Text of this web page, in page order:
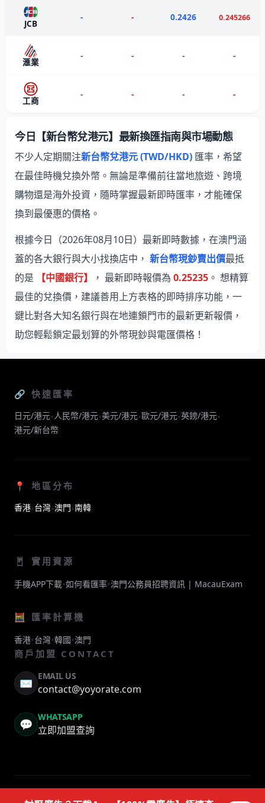
JCB
- - 0.2426 0.245266
滙業
- - - -
工商
- - - -
今日【新台幣兌港元】最新換匯指南與市場動態
不少人定期關注新台幣兌港元 (TWD/HKD) 匯率，希望
在最佳時機兌換外幣。無論是準備前往當地旅遊、跨境
購物還是海外投資，隨時掌握最新即時匯率，才能確保
換到最優惠的價格。
根據今日（2026年08月10日）最新即時數據，在澳門涵
蓋的各大銀行與大小找換店中， 新台幣現鈔賣出價最抵
的是
【中國銀行】 ， 最新即時報價為 0.25235 。 想精算
最佳的兌換價，建議善用上方表格的即時排序功能，一
鍵比對各大知名銀行與在地連鎖門市的最新更新報價，
助您輕鬆鎖定最划算的外幣現鈔與電匯價格！
🔗 快速匯率
日元/港元•人民幣/港元•美元/港元•歐元/港元•英鎊/港元•
港元/新台幣
📍 地區分布
香港•台灣•澳門•南韓
📱 實用資源
手機APP下載•如何看匯率•澳門公務員招聘資訊 | MacauExam
🧮 匯率計算機
香港•台灣•韓國•澳門
商戶加盟 CONTACT
✉️ EMAIL US
contact@yoyorate.com
💬 WHATSAPP
立即加盟查詢